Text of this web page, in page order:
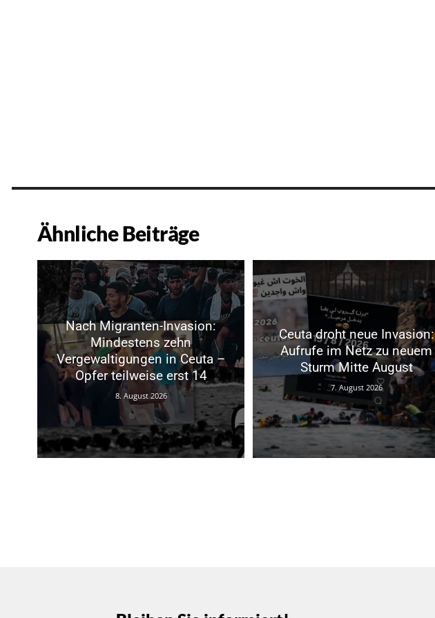
Ähnliche Beiträge
Nach Migranten-Invasion:
Mindestens zehn
Vergewaltigungen in Ceuta –
Opfer teilweise erst 14
8. August 2026
Ceuta droht neue Invasion:
Aufrufe im Netz zu neuem
Sturm Mitte August
7. August 2026